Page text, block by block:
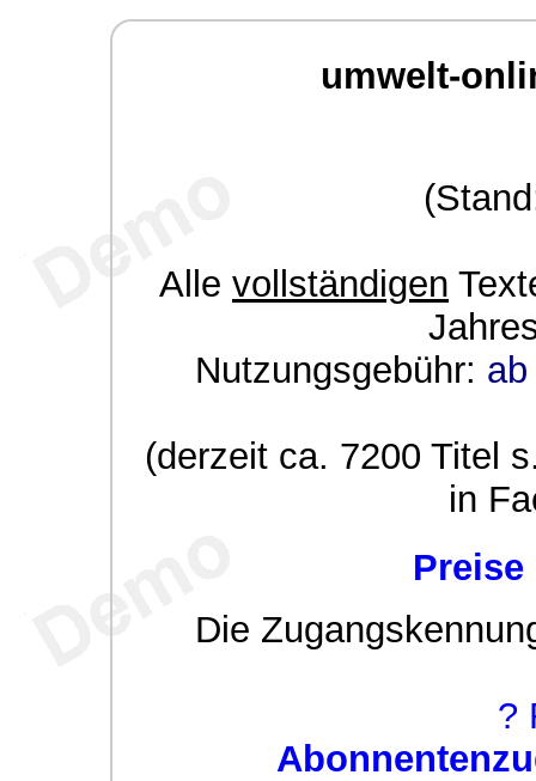
umwelt-
Alle vollständigen
Nutzungsgebühr:
(derzeit ca. 7200 Titel
in
Die
?